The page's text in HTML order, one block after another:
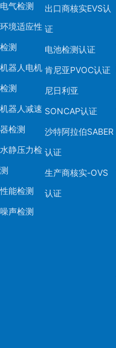
电气检测
环境适应性
检测
机器人电机
检测
机器人减速
器检测
水静压力检
测
性能检测
噪声检测
出口商核实EVS认
证
电池检测认证
肯尼亚PVOC认证
尼日利亚
SONCAP认证
沙特阿拉伯SABER
认证
生产商核实-OVS
认证